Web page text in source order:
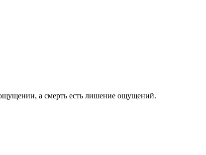
а смерть есть лишение ощущений.